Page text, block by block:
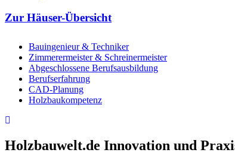
Zur Häuser-Übersicht
Bauingenieur & Techniker
Zimmerermeister & Schreinermeister
Abgeschlossene Berufsausbildung
Berufserfahrung
CAD-Planung
Holzbaukompetenz
Holzbauwelt.de Innovation und